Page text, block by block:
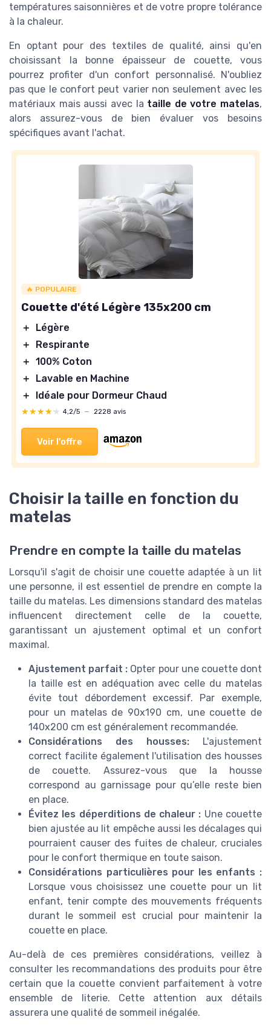
températures saisonnières et de votre propre tolérance
à la chaleur.
En optant pour des textiles de qualité, ainsi qu'en
choisissant la bonne épaisseur de couette, vous
pourrez profiter d'un confort personnalisé. N'oubliez
pas que le confort peut varier non seulement avec les
matériaux mais aussi avec la taille de votre matelas,
alors assurez-vous de bien évaluer vos besoins
spécifiques avant l'achat.
🔥 POPULAIRE
Couette d'été Légère 135x200 cm
＋
Légère
＋
Respirante
＋ 100% Coton
＋
Lavable en Machine
＋
Idéale pour Dormeur Chaud
★★★★★
★★★★★ 4,2/5 — 2228 avis
Voir l'offre
Choisir la taille en fonction du
matelas
Prendre en compte la taille du matelas
Lorsqu'il s'agit de choisir une couette adaptée à un lit
une personne, il est essentiel de prendre en compte la
taille du matelas. Les dimensions standard des matelas
influencent directement celle de la couette,
garantissant un ajustement optimal et un confort
maximal.
Ajustement parfait : Opter pour une couette dont
la taille est en adéquation avec celle du matelas
évite tout débordement excessif. Par exemple,
pour un matelas de 90x190 cm, une couette de
140x200 cm est généralement recommandée.
Considérations des housses: L'ajustement
correct facilite également l'utilisation des housses
de couette. Assurez-vous que la housse
correspond au garnissage pour qu’elle reste bien
en place.
Évitez les déperditions de chaleur : Une couette
bien ajustée au lit empêche aussi les décalages qui
pourraient causer des fuites de chaleur, cruciales
pour le confort thermique en toute saison.
Considérations particulières pour les enfants :
Lorsque vous choisissez une couette pour un lit
enfant, tenir compte des mouvements fréquents
durant le sommeil est crucial pour maintenir la
couette en place.
Au-delà de ces premières considérations, veillez à
consulter les recommandations des produits pour être
certain que la couette convient parfaitement à votre
ensemble de literie. Cette attention aux détails
assurera une qualité de sommeil inégalée.